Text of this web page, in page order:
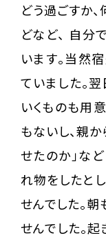
どう過ごすか
どなど、 自分
います。当然
ていました。
いくものも用
もないし、親
せたのか」な
れ物をしたと
せんでした。朝
せんでした。